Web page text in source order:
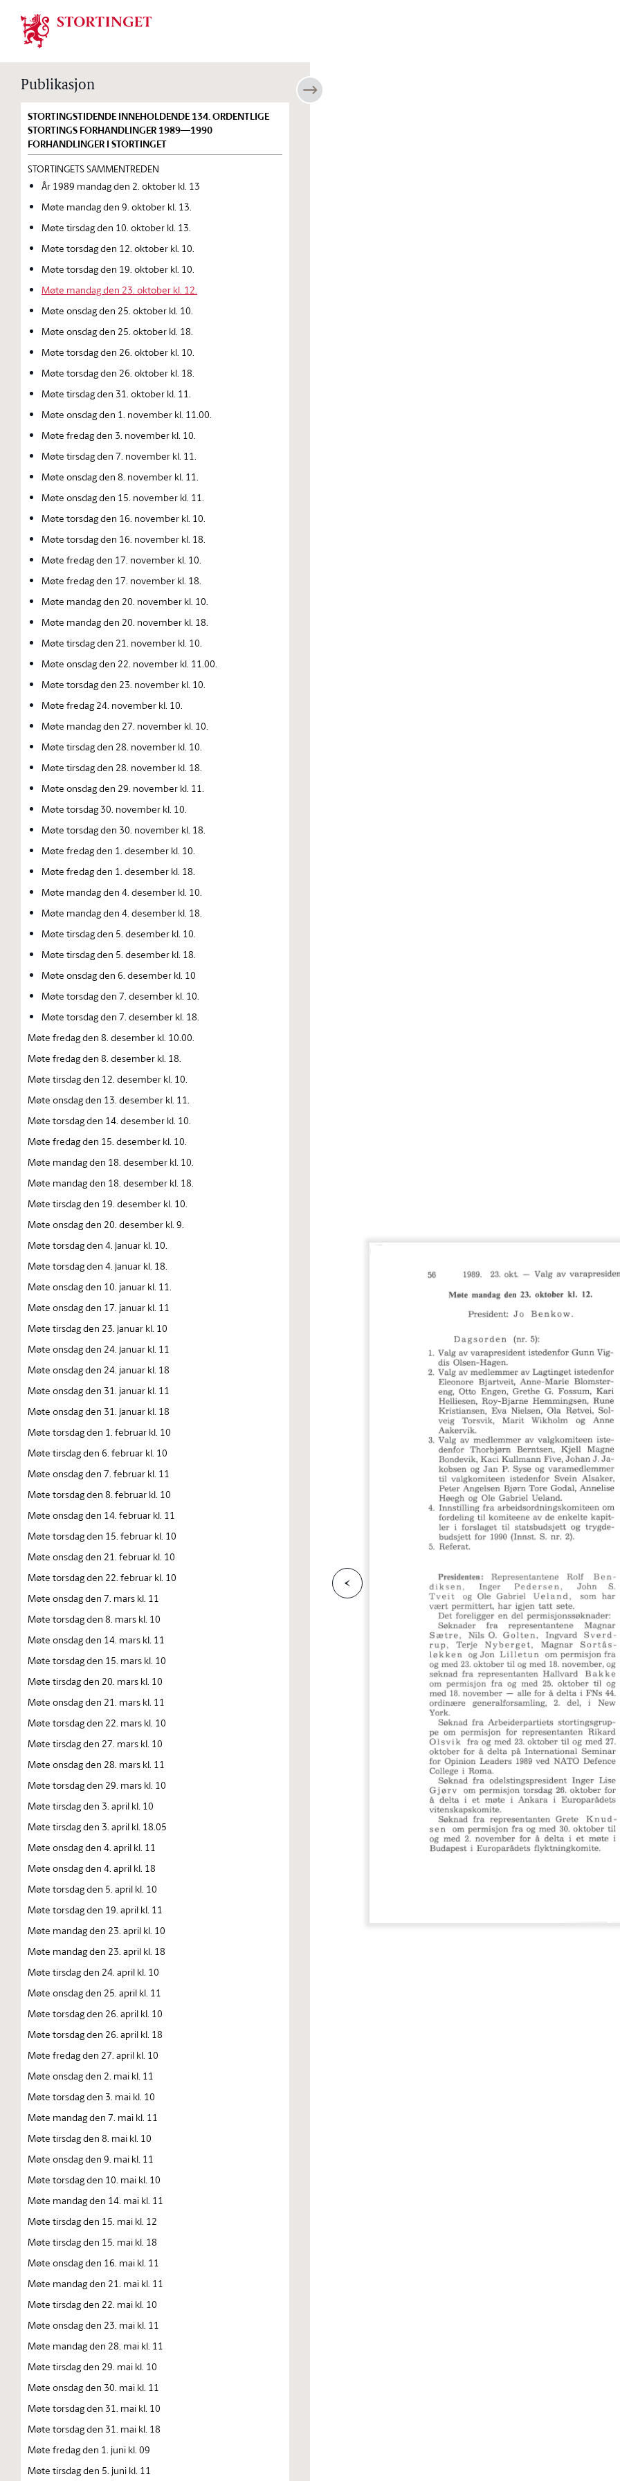
Stortinget.no
Publikasjon
STORTINGSTIDENDE INNEHOLDENDE 134. ORDENTLIGE
STORTINGS FORHANDLINGER 1989—1990
FORHANDLINGER I STORTINGET
STORTINGETS SAMMENTREDEN
År 1989 mandag den 2. oktober kl. 13
Møte mandag den 9. oktober kl. 13.
Møte tirsdag den 10. oktober kl. 13.
Møte torsdag den 12. oktober kl. 10.
Møte torsdag den 19. oktober kl. 10.
Møte mandag den 23. oktober kl. 12.
Møte onsdag den 25. oktober kl. 10.
Møte onsdag den 25. oktober kl. 18.
Møte torsdag den 26. oktober kl. 10.
Møte torsdag den 26. oktober kl. 18.
Møte tirsdag den 31. oktober kl. 11.
Møte onsdag den 1. november kl. 11.00.
Møte fredag den 3. november kl. 10.
Møte tirsdag den 7. november kl. 11.
Møte onsdag den 8. november kl. 11.
Møte onsdag den 15. november kl. 11.
Møte torsdag den 16. november kl. 10.
Møte torsdag den 16. november kl. 18.
Møte fredag den 17. november kl. 10.
Møte fredag den 17. november kl. 18.
Møte mandag den 20. november kl. 10.
Møte mandag den 20. november kl. 18.
Møte tirsdag den 21. november kl. 10.
Møte onsdag den 22. november kl. 11.00.
Møte torsdag den 23. november kl. 10.
Møte fredag 24. november kl. 10.
Møte mandag den 27. november kl. 10.
Møte tirsdag den 28. november kl. 10.
Møte tirsdag den 28. november kl. 18.
Møte onsdag den 29. november kl. 11.
Møte torsdag 30. november kl. 10.
Møte torsdag den 30. november kl. 18.
Møte fredag den 1. desember kl. 10.
Møte fredag den 1. desember kl. 18.
Møte mandag den 4. desember kl. 10.
Møte mandag den 4. desember kl. 18.
Møte tirsdag den 5. desember kl. 10.
Møte tirsdag den 5. desember kl. 18.
Møte onsdag den 6. desember kl. 10
Møte torsdag den 7. desember kl. 10.
Møte torsdag den 7. desember kl. 18.
Møte fredag den 8. desember kl. 10.00.
Møte fredag den 8. desember kl. 18.
Møte tirsdag den 12. desember kl. 10.
Møte onsdag den 13. desember kl. 11.
Møte torsdag den 14. desember kl. 10.
Møte fredag den 15. desember kl. 10.
Møte mandag den 18. desember kl. 10.
Møte mandag den 18. desember kl. 18.
Møte tirsdag den 19. desember kl. 10.
Møte onsdag den 20. desember kl. 9.
Møte torsdag den 4. januar kl. 10.
Møte torsdag den 4. januar kl. 18.
Møte onsdag den 10. januar kl. 11.
Møte onsdag den 17. januar kl. 11
Møte tirsdag den 23. januar kl. 10
Møte onsdag den 24. januar kl. 11
Møte onsdag den 24. januar kl. 18
Møte onsdag den 31. januar kl. 11
Møte onsdag den 31. januar kl. 18
Møte torsdag den 1. februar kl. 10
Møte tirsdag den 6. februar kl. 10
Møte onsdag den 7. februar kl. 11
Møte torsdag den 8. februar kl. 10
Møte onsdag den 14. februar kl. 11
Møte torsdag den 15. februar kl. 10
Møte onsdag den 21. februar kl. 10
Møte torsdag den 22. februar kl. 10
Møte onsdag den 7. mars kl. 11
Møte torsdag den 8. mars kl. 10
Møte onsdag den 14. mars kl. 11
Møte torsdag den 15. mars kl. 10
Møte tirsdag den 20. mars kl. 10
Møte onsdag den 21. mars kl. 11
Møte torsdag den 22. mars kl. 10
Møte tirsdag den 27. mars kl. 10
Møte onsdag den 28. mars kl. 11
Møte torsdag den 29. mars kl. 10
Møte tirsdag den 3. april kl. 10
Møte tirsdag den 3. april kl. 18.05
Møte onsdag den 4. april kl. 11
Møte onsdag den 4. april kl. 18
Møte torsdag den 5. april kl. 10
Møte torsdag den 19. april kl. 11
Møte mandag den 23. april kl. 10
Møte mandag den 23. april kl. 18
Møte tirsdag den 24. april kl. 10
Møte onsdag den 25. april kl. 11
Møte torsdag den 26. april kl. 10
Møte torsdag den 26. april kl. 18
Møte fredag den 27. april kl. 10
Møte onsdag den 2. mai kl. 11
Møte torsdag den 3. mai kl. 10
Møte mandag den 7. mai kl. 11
Møte tirsdag den 8. mai kl. 10
Møte onsdag den 9. mai kl. 11
Møte torsdag den 10. mai kl. 10
Møte mandag den 14. mai kl. 11
Møte tirsdag den 15. mai kl. 12
Møte tirsdag den 15. mai kl. 18
Møte onsdag den 16. mai kl. 11
Møte mandag den 21. mai kl. 11
Møte tirsdag den 22. mai kl. 10
Møte onsdag den 23. mai kl. 11
Møte mandag den 28. mai kl. 11
Møte tirsdag den 29. mai kl. 10
Møte onsdag den 30. mai kl. 11
Møte torsdag den 31. mai kl. 10
Møte torsdag den 31. mai kl. 18
Møte fredag den 1. juni kl. 09
Møte tirsdag den 5. juni kl. 11
F
o
rr
i
g
e
s
i
de